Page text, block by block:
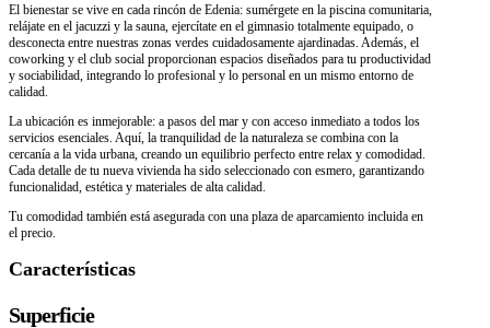
El bienestar se vive en cada rincón de Edenia: sumérgete en la piscina comunitaria,
relájate en el jacuzzi y la sauna, ejercítate en el gimnasio totalmente equipado, o
desconecta entre nuestras zonas verdes cuidadosamente ajardinadas. Además, el
coworking y el club social proporcionan espacios diseñados para tu productividad
y sociabilidad, integrando lo profesional y lo personal en un mismo entorno de
calidad.
La ubicación es inmejorable: a pasos del mar y con acceso inmediato a todos los
servicios esenciales. Aquí, la tranquilidad de la naturaleza se combina con la
cercanía a la vida urbana, creando un equilibrio perfecto entre relax y comodidad.
Cada detalle de tu nueva vivienda ha sido seleccionado con esmero, garantizando
funcionalidad, estética y materiales de alta calidad.
Tu comodidad también está asegurada con una plaza de aparcamiento incluida en
el precio.
Características
Superficie